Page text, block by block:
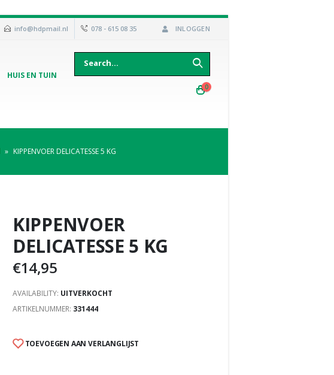
info@hdpmail.nl 078 - 615 08 35 INLOGGEN
HUIS EN TUIN
0
» KIPPENVOER DELICATESSE 5 KG
KIPPENVOER
DELICATESSE 5 KG
€14,95
AVAILABILITY: UITVERKOCHT
ARTIKELNUMMER: 331444
TOEVOEGEN AAN VERLANGLIJST